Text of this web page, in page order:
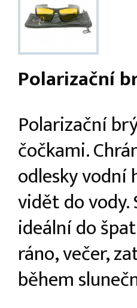
Polarizační
Polarizační
čočkami.
odlesky
vidět do
ideální do
ráno, večer,
během